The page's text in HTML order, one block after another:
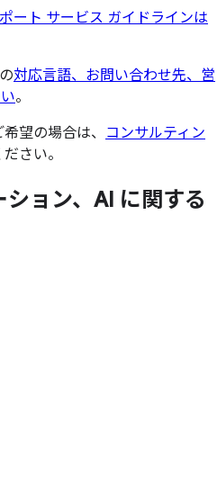
ート サービス ガイドラインは
対応言語、お問い合わせ先、営
。
望の場合は、 コンサルティン
さい。
ョン、 AI に 関する